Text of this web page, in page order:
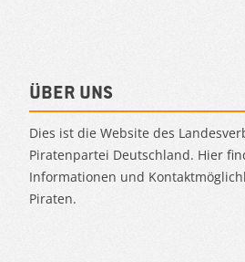
Über uns
Dies ist die Website des
Piratenpartei Deutschland. Hier
Informationen und
Piraten.